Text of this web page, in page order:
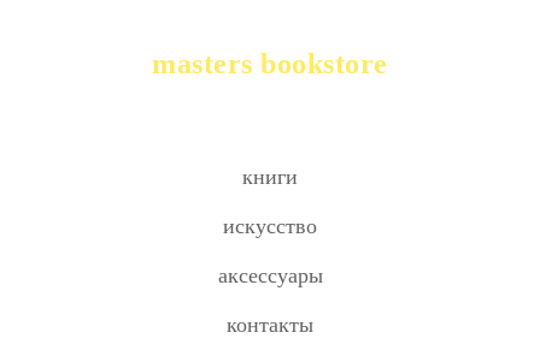
masters bookstore
книги
искусство
аксессуары
контакты